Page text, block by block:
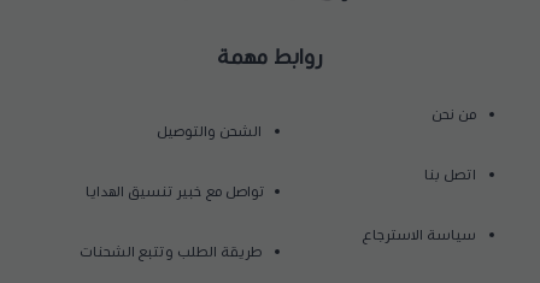
روابط مهمة
من نحن
اتصل بنا
سياسة الاسترجاع
الشحن والتوصيل
تواصل مع خبير تنسيق الهدايا
طريقة الطلب وتتبع الشحنات